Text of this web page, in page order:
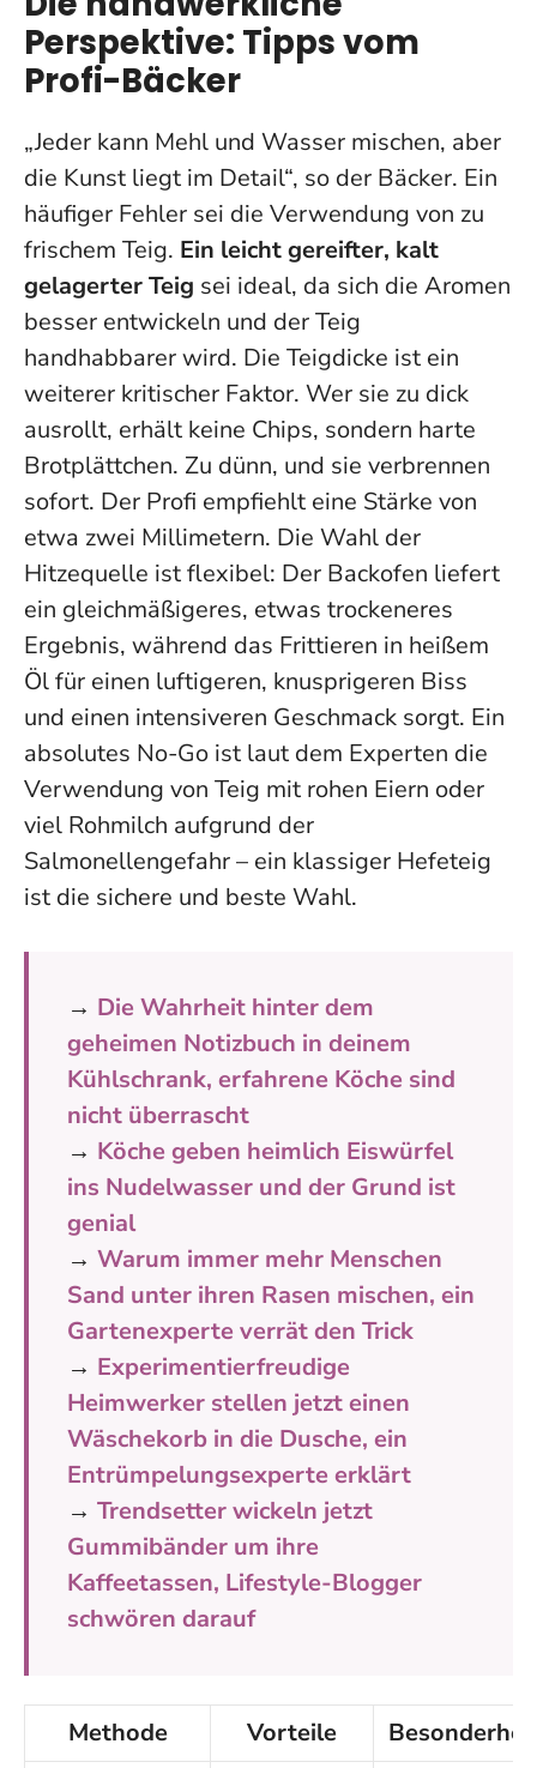
Perspektive: Tipps vom
Profi-Bäcker
„Jeder kann Mehl und Wasser mischen, aber
die Kunst liegt im Detail“, so der Bäcker. Ein
häufiger Fehler sei die Verwendung von zu
frischem Teig. Ein leicht gereifter, kalt
gelagerter Teig sei ideal, da sich die Aromen
besser entwickeln und der Teig
handhabbarer wird. Die Teigdicke ist ein
weiterer kritischer Faktor. Wer sie zu dick
ausrollt, erhält keine Chips, sondern harte
Brotplättchen. Zu dünn, und sie verbrennen
sofort. Der Profi empfiehlt eine Stärke von
etwa zwei Millimetern. Die Wahl der
Hitzequelle ist flexibel: Der Backofen liefert
ein gleichmäßigeres, etwas trockeneres
Ergebnis, während das Frittieren in heißem
Öl für einen luftigeren, knusprigeren Biss
und einen intensiveren Geschmack sorgt. Ein
absolutes No-Go ist laut dem Experten die
Verwendung von Teig mit rohen Eiern oder
viel Rohmilch aufgrund der
Salmonellengefahr – ein klassiger Hefeteig
ist die sichere und beste Wahl.
→ Die Wahrheit hinter dem
geheimen Notizbuch in deinem
Kühlschrank, erfahrene Köche sind
nicht überrascht
→ Köche geben heimlich Eiswürfel
ins Nudelwasser und der Grund ist
genial
→ Warum immer mehr Menschen
Sand unter ihren Rasen mischen, ein
Gartenexperte verrät den Trick
→ Experimentierfreudige
Heimwerker stellen jetzt einen
Wäschekorb in die Dusche, ein
Entrümpelungsexperte erklärt
→ Trendsetter wickeln jetzt
Gummibänder um ihre
Kaffeetassen, Lifestyle-Blogger
schwören darauf
Methode Vorteile